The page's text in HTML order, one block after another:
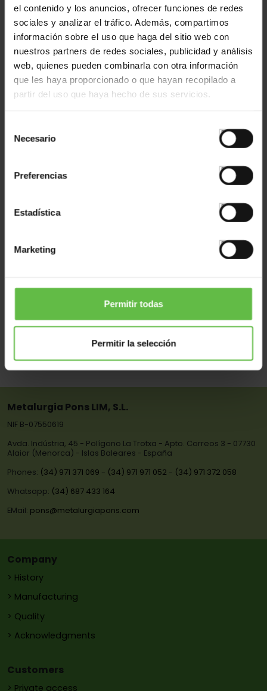
el contenido y los anuncios, ofrecer funciones de redes
sociales y analizar el tráfico. Además, compartimos
información sobre el uso que haga del sitio web con
nuestros partners de redes sociales, publicidad y análisis
web, quienes pueden combinarla con otra información
que les haya proporcionado o que hayan recopilado a
partir del uso que haya hecho de sus servicios.
Necesario
Preferencias
Estadística
Marketing
Permitir todas
Permitir la selección
Touch Latch Magnet 40 Mm
Metalurgia Pons LIM, S.L.
NIF B-07550619
Avda. Indústria, 45 - Polígono La Trotxa - Apto. Correos 3 - 07730
Alaior (Menorca) - Islas Baleares - España
Phones: (34) 971 371 069 - (34) 971 971 052 - (34) 971 372 058
Whatsapp: (34) 687 433 164
EMail: pons@metalurgiapons.com
Company
> History
> Manufacturing
> Quality
> Acknowledgments
Customers
> Private access